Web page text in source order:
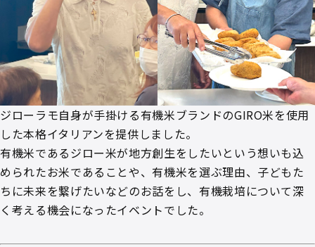
ジローラモ自身が手掛ける有機米ブランドのGIRO米を使用
した本格イタリアンを提供しました。
有機米であるジロー米が地方創生をしたいという想いも込
められたお米であることや、有機米を選ぶ理由、子どもた
ちに未来を繋げたいなどのお話をし、有機栽培について深
く考える機会になったイベントでした。